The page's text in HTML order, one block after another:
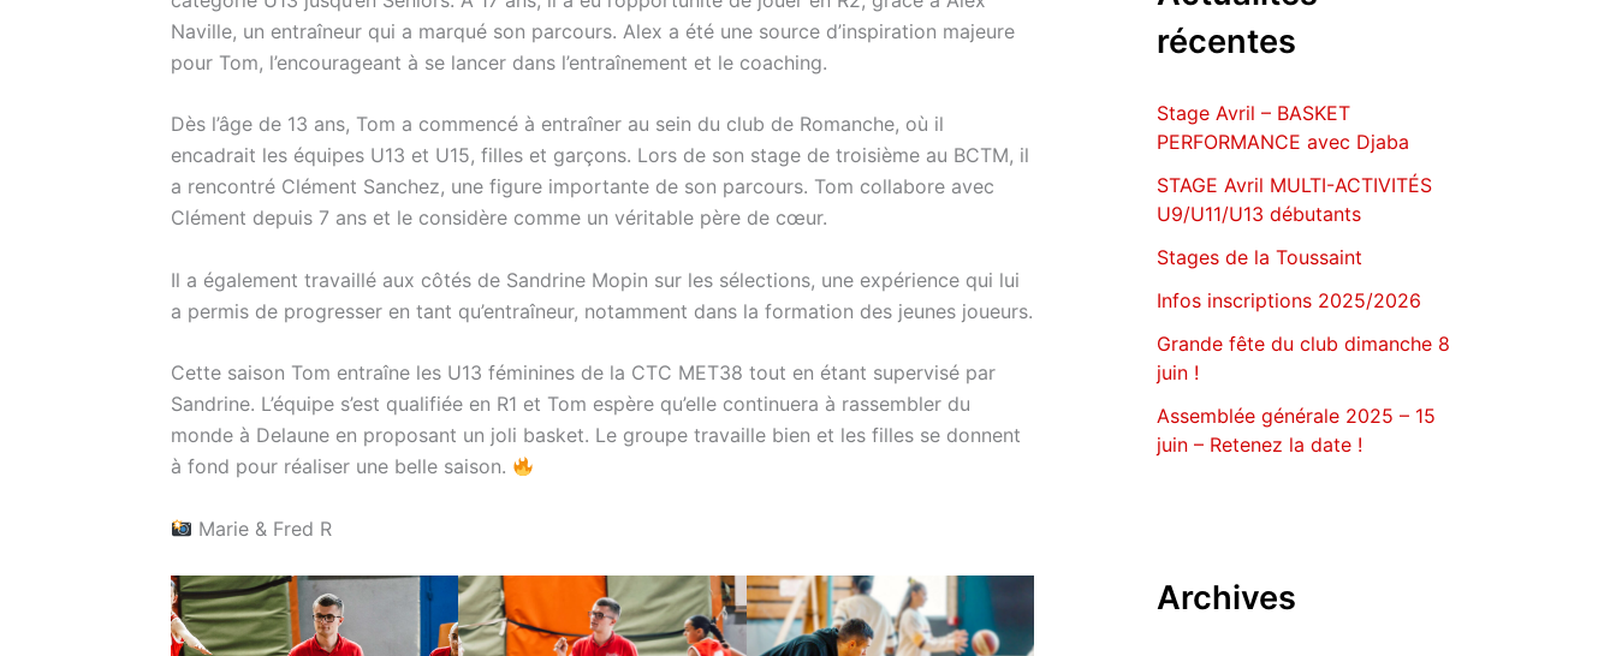
Naville, un entraîneur qui a marqué son parcours. Alex a été une source d’inspiration majeure
pour Tom, l’encourageant à se lancer dans l’entraînement et le coaching.
Dès l’âge de 13 ans, Tom a commencé à entraîner au sein du club de Romanche, où il
encadrait les équipes U13 et U15, filles et garçons. Lors de son stage de troisième au BCTM, il
a rencontré Clément Sanchez, une figure importante de son parcours. Tom collabore avec
Clément depuis 7 ans et le considère comme un véritable père de cœur.
Il a également travaillé aux côtés de Sandrine Mopin sur les sélections, une expérience qui lui
a permis de progresser en tant qu’entraîneur, notamment dans la formation des jeunes joueurs.
Cette saison Tom entraîne les U13 féminines de la CTC MET38 tout en étant supervisé par
Sandrine. L’équipe s’est qualifiée en R1 et Tom espère qu’elle continuera à rassembler du
monde à Delaune en proposant un joli basket. Le groupe travaille bien et les filles se donnent
à fond pour réaliser une belle saison.
Marie & Fred R
récentes
Stage Avril – BASKET
PERFORMANCE avec Djaba
STAGE Avril MULTI-ACTIVITÉS
U9/U11/U13 débutants
Stages de la Toussaint
Infos inscriptions 2025/2026
Grande fête du club dimanche 8
juin !
Assemblée générale 2025 – 15
juin – Retenez la date !
Archives